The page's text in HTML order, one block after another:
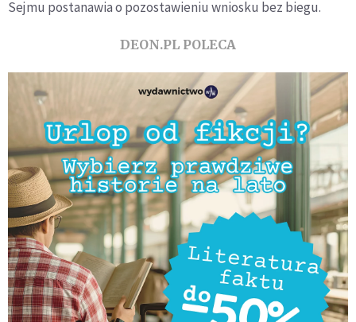
Sejmu postanawia o pozostawieniu wniosku bez biegu.
DEON.PL POLECA